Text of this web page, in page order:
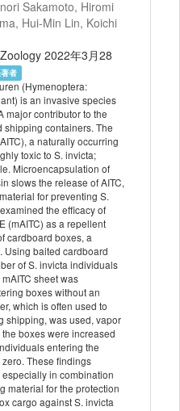
Sakamoto, Hiromi
Hui-Min Lin, Koichi
2022年3月28
者
(Hymenoptera:
is an invasive species
major contributor to the
shipping containers. The
a naturally occurring
toxic to S. invicta;
Microencapsulation of
slows the release of AITC,
for preventing S.
the efficacy of
(mAITC) as a repellent
cardboard boxes, a
Using baited cardboard
of S. invicta individuals
sheet was
boxes without an
which is often used to
shipping, was used, vapor
boxes were increased
entering the
These findings
in combination
material for the protection
cargo against S. invicta